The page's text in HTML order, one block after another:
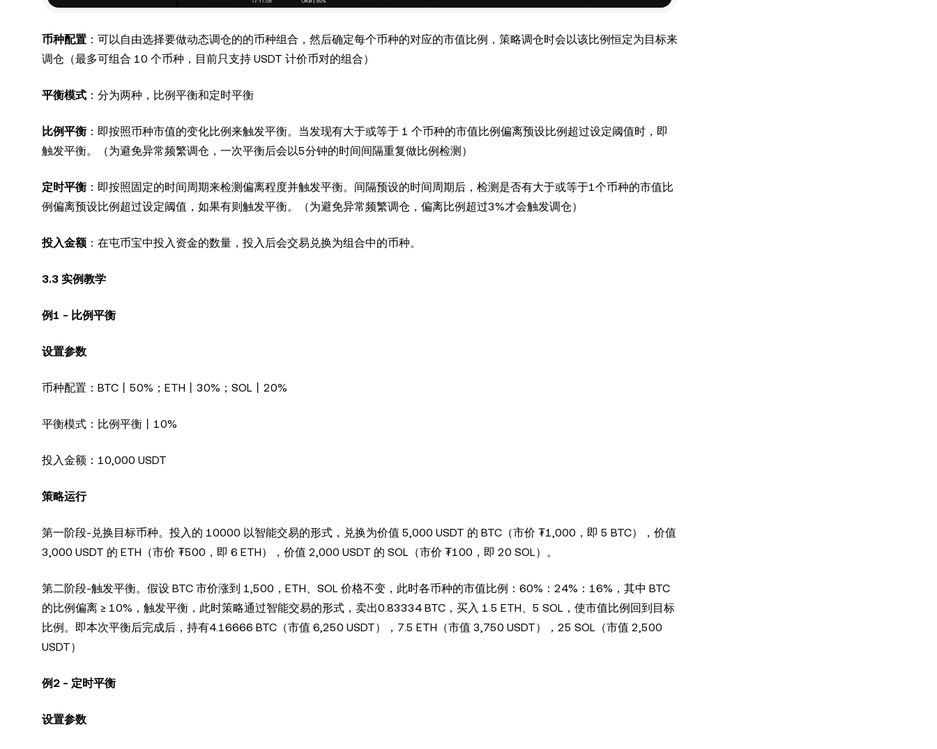
币种配置 ：可以自由选择要做动态调仓的的币种组合，然后确定每个币种的对应的市值比例，策略调仓时会以该比例恒定为目标来
调仓（最多可组合 10 个币种，目前只支持 USDT 计价币对的组合）
平衡模式 ：分为两种，比例平衡和定时平衡
比例平衡 ：即按照币种市值的变化比例来触发平衡。当发现有大于或等于 1 个币种的市值比例偏离预设比例超过设定阈值时，即
触发平衡。（为避免异常频繁调仓，一次平衡后会以5分钟的时间间隔重复做比例检测）
定时平衡 ：即按照固定的时间周期来检测偏离程度并触发平衡。间隔预设的时间周期后，检测是否有大于或等于1个币种的市值比
例偏离预设比例超过设定阈值，如果有则触发平衡。（为避免异常频繁调仓，偏离比例超过3%才会触发调仓）
投入金额 ：在屯币宝中投入资金的数量，投入后会交易兑换为组合中的币种。
3.3 实例教学
例1 - 比例平衡
设置参数
币种配置：BTC丨50%；ETH丨30%；SOL丨20%
平衡模式：比例平衡丨10%
投入金额：10,000 USDT
策略运行
第一阶段-兑换目标币种。投入的 10000 以智能交易的形式，兑换为价值 5,000 USDT 的 BTC（市价 ₮1,000，即 5 BTC），价值
3,000 USDT 的 ETH（市价 ₮500，即 6 ETH），价值 2,000 USDT 的 SOL（市价 ₮100，即 20 SOL）。
第二阶段-触发平衡。假设 BTC 市价涨到 1,500，ETH、SOL 价格不变，此时各币种的市值比例：60%：24%：16%，其中 BTC
的比例偏离 ≥ 10%，触发平衡，此时策略通过智能交易的形式，卖出0.83334 BTC，买入 1.5 ETH、5 SOL，使市值比例回到目标
比例。即本次平衡后完成后，持有4.16666 BTC（市值 6,250 USDT），7.5 ETH（市值 3,750 USDT），25 SOL（市值 2,500
USDT）
例2 - 定时平衡
设置参数